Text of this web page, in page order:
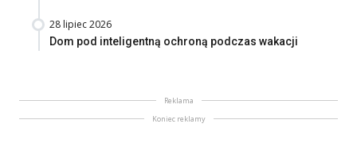
28 lipiec 2026
Dom pod inteligentną ochroną podczas wakacji
Reklama
Koniec reklamy